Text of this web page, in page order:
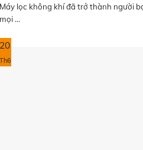
Máy lọc không khí đã trở thành người
mọi ...
20
Th6